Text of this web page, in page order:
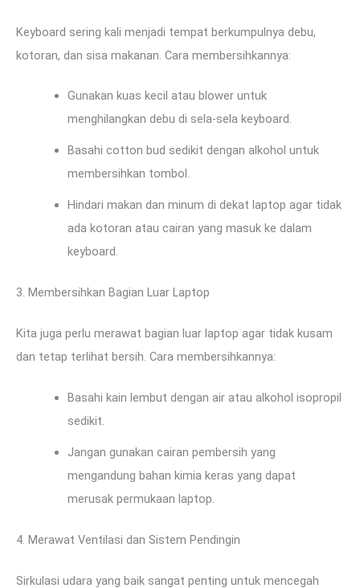
Keyboard sering kali menjadi tempat berkumpulnya debu,
kotoran, dan sisa makanan. Cara membersihkannya:
Gunakan kuas kecil atau blower untuk
menghilangkan debu di sela-sela keyboard.
Basahi cotton bud sedikit dengan alkohol untuk
membersihkan tombol.
Hindari makan dan minum di dekat laptop agar tidak
ada kotoran atau cairan yang masuk ke dalam
keyboard.
3. Membersihkan Bagian Luar Laptop
Kita juga perlu merawat bagian luar laptop agar tidak kusam
dan tetap terlihat bersih. Cara membersihkannya:
Basahi kain lembut dengan air atau alkohol isopropil
sedikit.
Jangan gunakan cairan pembersih yang
mengandung bahan kimia keras yang dapat
merusak permukaan laptop.
4. Merawat Ventilasi dan Sistem Pendingin
Sirkulasi udara yang baik sangat penting untuk mencegah